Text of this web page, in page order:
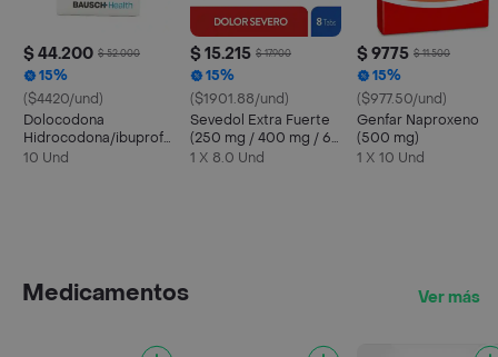
$ 44.200 $ 52.000
15%
($4420/und)
Dolocodona
Hidrocodona/ibuprofeno
5/200 Mg
10 Und
$ 15.215 $ 17.900
15%
($1901.88/und)
Sevedol Extra Fuerte
(250 mg / 400 mg / 65
mg)
1 X 8.0 Und
$ 9775 $ 11.500
15%
($977.50/und)
Genfar Naproxeno
(500 mg)
1 X 10 Und
Medicamentos Ver más